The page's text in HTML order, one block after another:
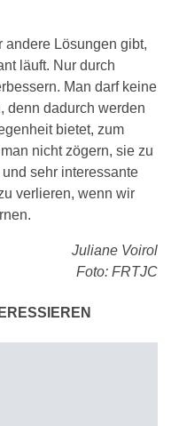
andere Lösungen gibt,
läuft. Nur durch
Man darf keine
denn dadurch werden
bietet, zum
nicht zögern, sie zu
sehr interessante
verlieren, wenn wir
Juliane Voirol
Foto: FRTJC